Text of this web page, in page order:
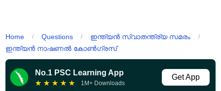
Home / Questions / ഇന്ത്യൻ സ്വാതന്ത്ര്യ സമരം /
ഇന്ത്യൻ നാഷണൽ കോൺഗ്രസ്
No.1 PSC Learning App
★ ★ ★ ★ ★ 1M+ Downloads
Get App